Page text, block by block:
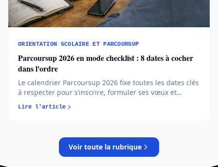
ORIENTATION SCOLAIRE ET PARCOURSUP
Parcoursup 2026 en mode checklist : 8 dates à cocher
dans l'ordre
Le calendrier Parcoursup 2026 fixe toutes les dates clés
à respecter pour s’inscrire, formuler ses vœux et
permet d’éviter les erreurs et de sécuriser son
Lire l'article
Voir toute la rubrique